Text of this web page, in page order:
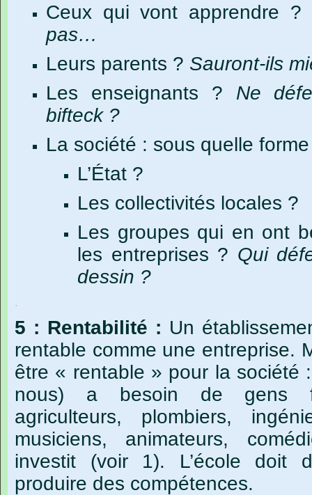
Ceux qui vont apprendre ?
pas…
Leurs parents ? Sauront-ils
Les
enseignants ? Ne
bifteck ?
La société : sous quelle
L’État ?
Les collectivités locales ?
Les groupes qui en ont
les entreprises ? Qui
dessin ?
.
5 : Rentabilité : Un
rentable comme une entreprise.
être « rentable » pour la société :
nous)
a besoin de gens
agriculteurs,
plombiers,
musiciens,
animateurs,
investit
(voir 1). L’école doit
produire des compétences.